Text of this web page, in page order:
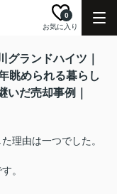
お気に入り
0
グランドハイツ｜
眺められる暮らし
いだ売却事例｜
理由は一つでした。
。